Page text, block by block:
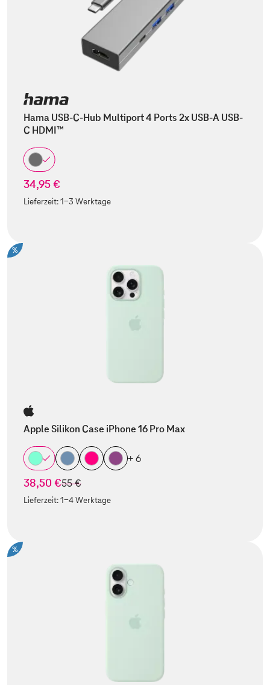
Hama USB-C-Hub Multiport 4 Ports 2x USB-A USB-
C HDMI™
34,95 €
Lieferzeit:1-3 Werktage
%
Apple Silikon Case iPhone 16 Pro Max
+ 6
38,50 €statt
55 €
Lieferzeit:1-4 Werktage
%